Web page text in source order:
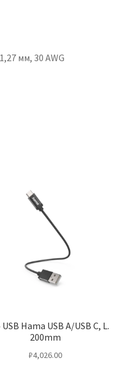
мм, 30 AWG
USB Hama USB A/USB C, L.
200mm
₽4,026.00